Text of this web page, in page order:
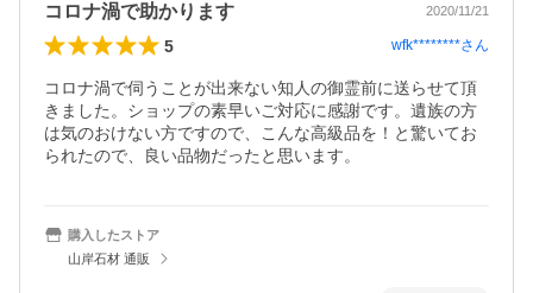
コロナ渦で助かります 2020/11/21
5 wfk********さん
コロナ渦で伺うことが出来ない知人の御霊前に送らせて頂
きました。ショップの素早いご対応に感謝です。遺族の方
は気のおけない方ですので、こんな高級品を！と驚いてお
られたので、良い品物だったと思います。
購入したストア
山岸石材 通販